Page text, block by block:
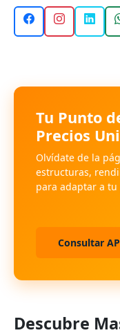
Tu Punto
Precios
Olvídate de la
estructuras,
para adaptar a tu
Consultar
Descubre